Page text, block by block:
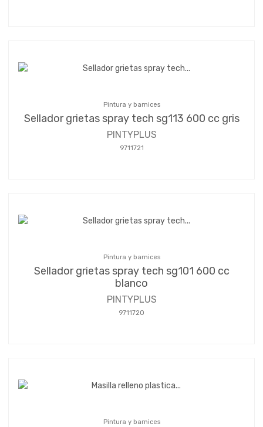
Pintura y barnices
Sellador grietas spray tech sg113 600 cc gris
PINTYPLUS
9711721
Pintura y barnices
Sellador grietas spray tech sg101 600 cc
blanco
PINTYPLUS
9711720
Pintura y barnices